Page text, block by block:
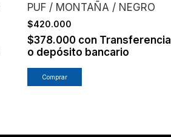
PUF / MONTAÑA / NEGRO
$420.000
$378.000 con Transferencia
o depósito bancario